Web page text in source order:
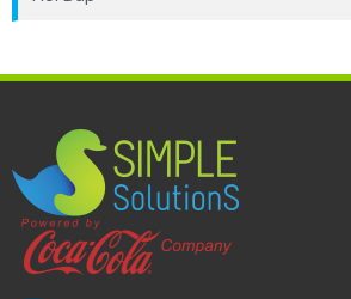
hiện ra sao?
Phí sử dụng phần mềm S3POS được
Dữ liệu trên S3POS được lưu trữ như
mật không?